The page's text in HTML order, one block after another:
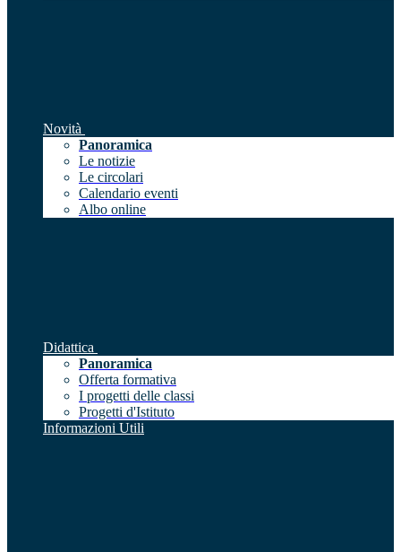
Novità
Panoramica
Le notizie
Le circolari
Calendario eventi
Albo online
Didattica
Panoramica
Offerta formativa
I progetti delle classi
Progetti d'Istituto
Informazioni Utili